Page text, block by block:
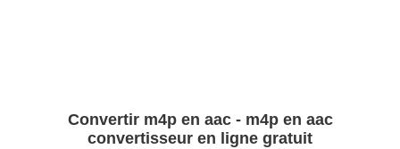
Convertir m4p en aac - m4p en aac
convertisseur en ligne gratuit